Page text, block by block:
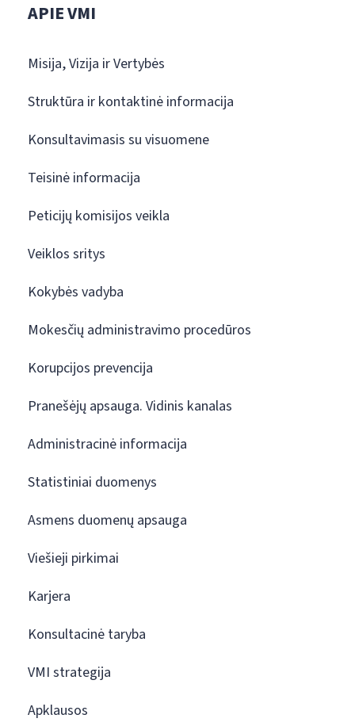
APIE VMI
Misija, Vizija ir Vertybės
Struktūra ir kontaktinė informacija
Konsultavimasis su visuomene
Teisinė informacija
Peticijų komisijos veikla
Veiklos sritys
Kokybės vadyba
Mokesčių administravimo procedūros
Korupcijos prevencija
Pranešėjų apsauga. Vidinis kanalas
Administracinė informacija
Statistiniai duomenys
Asmens duomenų apsauga
Viešieji pirkimai
Karjera
Konsultacinė taryba
VMI strategija
Apklausos